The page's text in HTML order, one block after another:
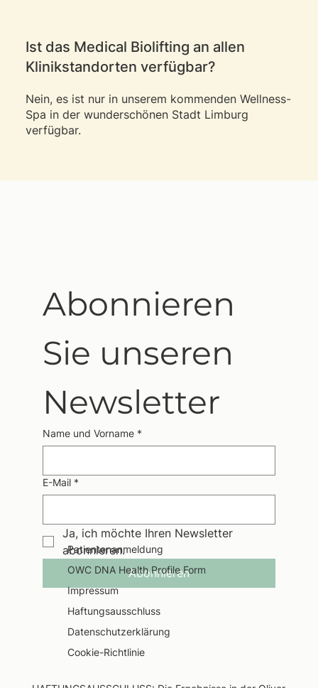
Ist das Medical Biolifting an allen
Klinikstandorten verfügbar?
Nein, es ist nur in unserem kommenden Wellness-
Spa in der wunderschönen Stadt Limburg
verfügbar.
Abonnieren
Sie unseren
Newsletter
Name und Vorname *
E-Mail *
Ja, ich möchte Ihren Newsletter
abonnieren.
Abonnieren
Patientenanmeldung
OWC DNA Health Profile Form
Impressum
Haftungsausschluss
Datenschutzerklärung
Cookie-Richtlinie